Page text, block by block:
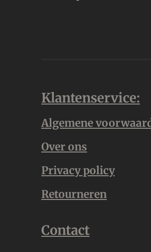
Klantenservice:
Algemene
Over ons
Privacy policy
Retourneren
Contact